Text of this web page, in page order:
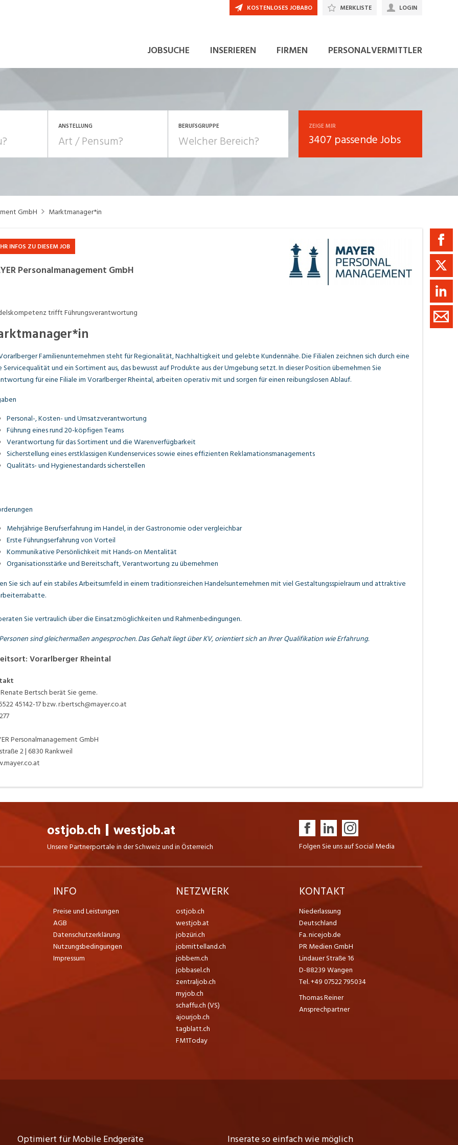
JOBSUCHE INSERIEREN FIRMEN PERSONALVERMITTLER
KOSTENLOSES JOBABO MERKLISTE LOGIN
ANSTELLUNG
Temporär (befristet)
BERUFSGRUPPE
Human Resources
Controlling, Treuhand,
Facility Management,
Elektronik, Optik, Textil
Rettung, Polizei, Zoll
ZEIGE MIR
3407 passende Jobs
GmbH Marktmanager*in
JETZT BEWERBEN
INFOS ZU DIESEM JOB
Personalmanagement GmbH
trifft Führungsverantwortung
Familienunternehmen steht für Regionalität, Nachhaltigkeit und gelebte Kundennähe. Die Filialen zeichnen sich durch eine
Servicequalität und ein Sortiment aus, das bewusst auf Produkte aus der Umgebung setzt. In dieser Position übernehmen Sie
für eine Filiale imVorarlberger Rheintal, arbeiten operativ mit und sorgen für einen reibungslosen Ablauf.
Personal-, Kosten- und Umsatzverantwortung
Führung eines rund 20-köpfigen Teams
Verantwortung für das Sortiment und die Warenverfügbarkeit
Sicherstellung eines erstklassigen Kundenservices sowie eines effizienten Reklamationsmanagements
Qualitäts- und Hygienestandards sicherstellen
Mehrjährige Berufserfahrung im Handel, in der Gastronomie oder vergleichbar
Erste Führungserfahrung von Vorteil
Kommunikative Persönlichkeit mit Hands-on Mentalität
Organisationsstärke und Bereitschaft, Verantwortung zu übernehmen
Sie sich auf ein stabiles Arbeitsumfeld in einem traditionsreichen Handelsunternehmen mit viel Gestaltungsspielraum und attraktive
Sie vertraulich über die Einsatzmöglichkeiten und Rahmenbedingungen.
sind gleichermaßen angesprochen. Das Gehalt liegt über KV, orientiert sich an Ihrer Qualifikation wie Erfahrung.
:Vorarlberger Rheintal
Bertsch berät Sie gerne.
45142-17 bzw. r.bertsch@mayer.co.at
Personalmanagement GmbH
2 | 6830 Rankweil
ostjob.ch westjob.at
Unsere Partnerportale in der Schweiz und in Österreich Folgen Sie uns auf Social Media
INFO
Preise und Leistungen
AGB
Datenschutzerklärung
Nutzungsbedingungen
Impressum
NETZWERK
ostjob.ch
westjob.at
jobzüri.ch
jobmittelland.ch
jobbern.ch
jobbasel.ch
zentraljob.ch
myjob.ch
schaffu.ch (VS)
ajourjob.ch
tagblatt.ch
FM1Today
KONTAKT
Niederlassung
Deutschland
Fa. nicejob.de
PR Medien GmbH
Lindauer Straße 16
D-88239 Wangen
Tel. +49 07522 795034
Thomas Reiner
Ansprechpartner
Optimiert für Mobile Endgeräte Inserate so einfach wie möglich